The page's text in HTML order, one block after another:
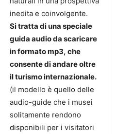
inedita e coinvolgente.
Si tratta di una speciale
guida audio da scaricare
in formato mp3, che
consente di andare oltre
il turismo internazionale.
(il modello è quello delle
audio-guide che i musei
solitamente rendono
disponibili per i visitatori